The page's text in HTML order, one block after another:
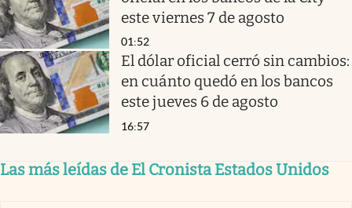
este viernes 7 de agosto
01:52
El dólar oficial cerró sin cambios:
en cuánto quedó en los bancos
este jueves 6 de agosto
16:57
Las más leídas de El Cronista Estados Unidos